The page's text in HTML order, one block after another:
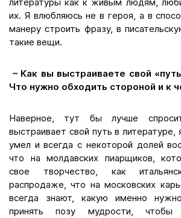
литературы как к живым людям,
их. Я влюбляюсь не в героя, а в
манеру строить фразу, в
такие вещи.
– Как вы выстраиваете свой
Что нужно обходить стороной и к
Наверное, тут бы лучше
выстраивает свой путь в литературе,
умел и всегда с некоторой долей
что на молдавских пиарщиков,
свое творчество, как
распродаже, что на московских
всегда знают, какую именно
принять позу мудрости, чтобы